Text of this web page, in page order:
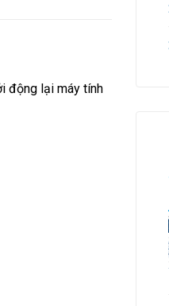
động lại máy tính